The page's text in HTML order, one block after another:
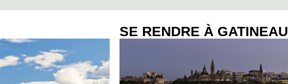
SE RENDRE À GATINEAU